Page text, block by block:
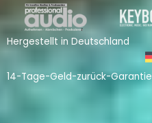
Hergestellt in Deutschland
14-Tage-Geld-zurück-Garantie